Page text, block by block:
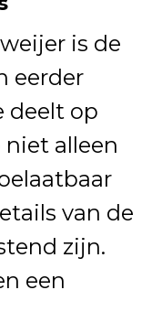
is de
eerder
deelt op
niet alleen
van de
zijn.
een